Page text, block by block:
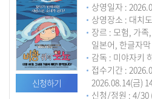
신청하기
상영일자 :
상영장소 : 대치
장르 : 모험, 가족
일본어, 한글자막
감독 : 미야자키
접수기간 :
2026.08.14(금)
신청/정원 : 4/30